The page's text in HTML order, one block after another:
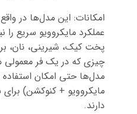
امکانات: این مدل‌ها در
عملکرد مایکروویو سریع را
پخت کیک، شیرینی، نان،
چیزی که در یک فر معمولی
مدل‌ها حتی امکان استفاده
مایکروویو + کنوکشن)
دارند.